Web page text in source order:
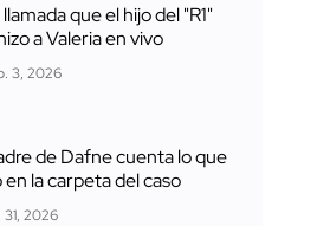
que el hijo del "R1"
a Valeria en vivo
3, 2026
de Dafne cuenta lo que
en la carpeta del caso
31, 2026